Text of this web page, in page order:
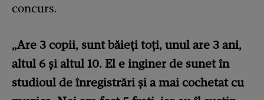
concurs.
„Are 3 copii, sunt băieţi toţi, unul are 3 ani,
altul 6 şi altul 10. El e inginer de sunet în
studioul de înregistrări şi a mai cochetat cu